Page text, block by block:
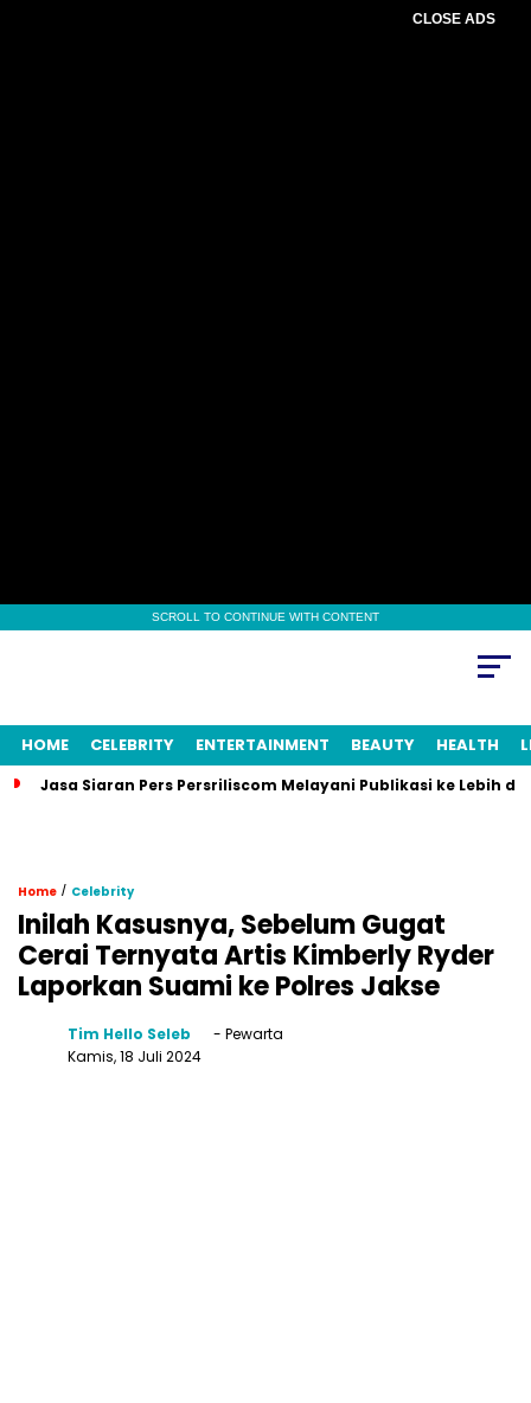
CLOSE ADS
SCROLL TO CONTINUE WITH CONTENT
HOME CELEBRITY ENTERTAINMENT BEAUTY HEALTH
Jasa Siaran Pers Persriliscom Melayani Publikasi ke Lebih
Home / Celebrity
Inilah Kasusnya, Sebelum Gugat
Cerai Ternyata Artis Kimberly Ryder
Laporkan Suami ke Polres Jakse
Tim Hello Seleb
- Pewarta
Kamis, 18 Juli 2024